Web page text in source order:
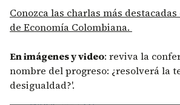
Conozca las charlas más
de Economía Colombiana.
En imágenes y video: reviva la
nombre del progreso: ¿resolverá la
desigualdad?'.